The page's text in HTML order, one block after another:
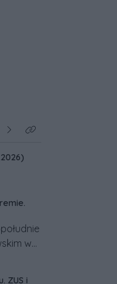
NastępneKliknij aby zobaczyć
w
ZUS i